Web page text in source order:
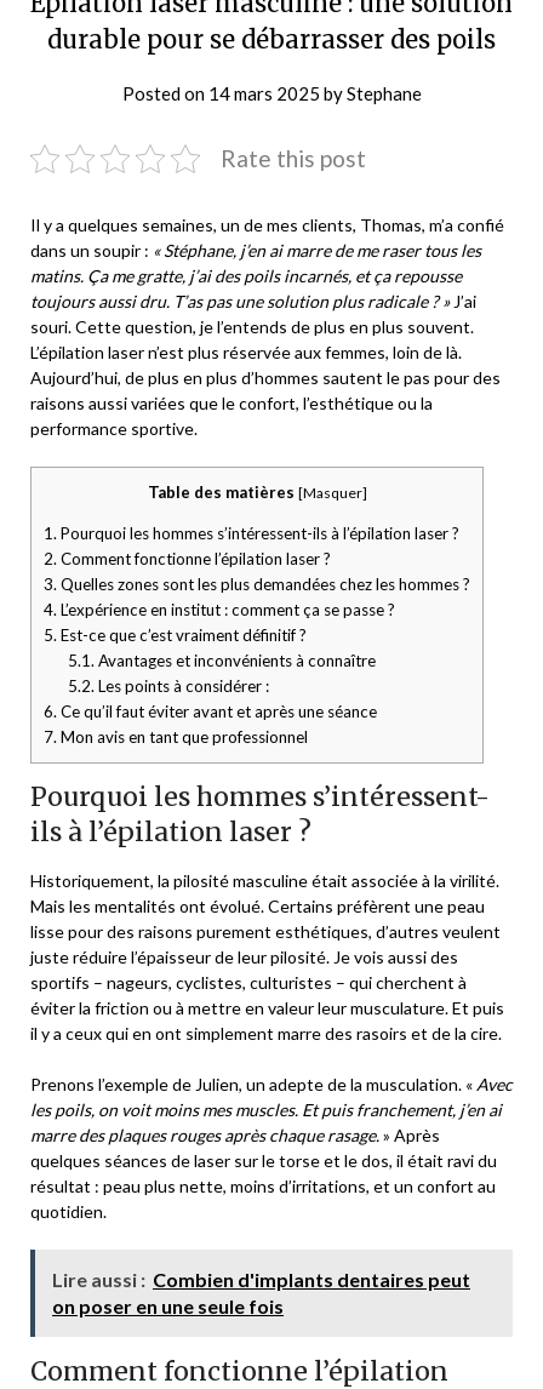
durable pour se débarrasser des poils
Posted on 14 mars 2025 byStephane
Rate this post
Il y a quelques semaines, un de mes clients, Thomas, m’a confié
dans un soupir : « Stéphane, j’en ai marre de me raser tous les
matins. Ça me gratte, j’ai des poils incarnés, et ça repousse
toujours aussi dru. T’as pas une solution plus radicale ? »J’ai
souri. Cette question, je l’entends de plus en plus souvent.
L’épilation laser n’est plus réservée aux femmes, loin de là.
Aujourd’hui, de plus en plus d’hommes sautent le pas pour des
raisons aussi variées que le confort, l’esthétique ou la
performance sportive.
Table des matières [Masquer]
1. Pourquoi les hommes s’intéressent-ils à l’épilation laser ?
2. Comment fonctionne l’épilation laser ?
3. Quelles zones sont les plus demandées chez les hommes ?
4. L’expérience en institut : comment ça se passe ?
5. Est-ce que c’est vraiment définitif ?
5.1. Avantages et inconvénients à connaître
5.2. Les points à considérer :
6. Ce qu’il faut éviter avant et après une séance
7. Mon avis en tant que professionnel
Pourquoi les hommes s’intéressent-
ils à l’épilation laser ?
Historiquement, la pilosité masculine était associée à la virilité.
Mais les mentalités ont évolué. Certains préfèrent une peau
lisse pour des raisons purement esthétiques, d’autres veulent
juste réduire l’épaisseur de leur pilosité. Je vois aussi des
sportifs – nageurs, cyclistes, culturistes – qui cherchent à
éviter la friction ou à mettre en valeur leur musculature. Et puis
il y a ceux qui en ont simplement marre des rasoirs et de la cire.
Prenons l’exemple de Julien, un adepte de la musculation. « Avec
les poils, on voit moins mes muscles. Et puis franchement, j’en ai
marre des plaques rouges après chaque rasage.» Après
quelques séances de laser sur le torse et le dos, il était ravi du
résultat : peau plus nette, moins d’irritations, et un confort au
quotidien.
Lire aussi : Combien d'implants dentaires peut
on poser en une seule fois
Comment fonctionne l’épilation